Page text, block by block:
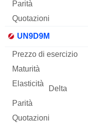
UN9D9M